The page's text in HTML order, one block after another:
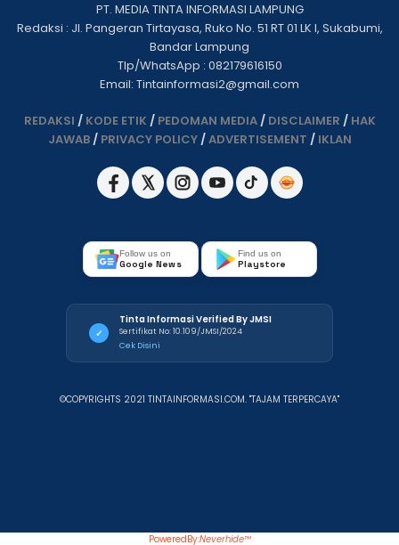
PT. MEDIA TINTA INFORMASI LAMPUNG
Redaksi : Jl. Pangeran Tirtayasa, Ruko No. 51 RT 01 LK I, Sukabumi,
Bandar Lampung
Tlp/WhatsApp : 082179616150
Email: Tintainformasi2@gmail.com
REDAKSI / KODE ETIK / PEDOMAN MEDIA/ DISCLAIMER / HAK
JAWAB/ PRIVACY POLICY/ADVERTISEMENT / IKLAN
Follow us on
Google News
Find us on
Playstore
✓
Tinta Informasi Verified By JMSI
Sertifikat No: 10.109/JMSI/2024
Cek Disini
©COPYRIGHTS 2021 TINTAINFORMASI.COM. "TAJAM TERPERCAYA"
PoweredBy:Neverhide™